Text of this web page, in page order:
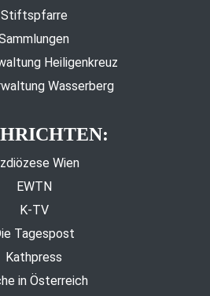
Stiftspfarre
Heiligenkreuz
Wasserberg
Wien
EWTN
K-TV
Tagespost
Kathpress
in Österreich